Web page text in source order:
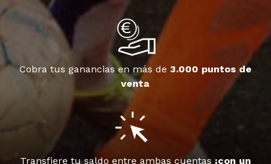
Cobra tus ganancias en más de 3.000 puntos de
venta
Transfiere tu saldo entre ambas cuentas ¡con un